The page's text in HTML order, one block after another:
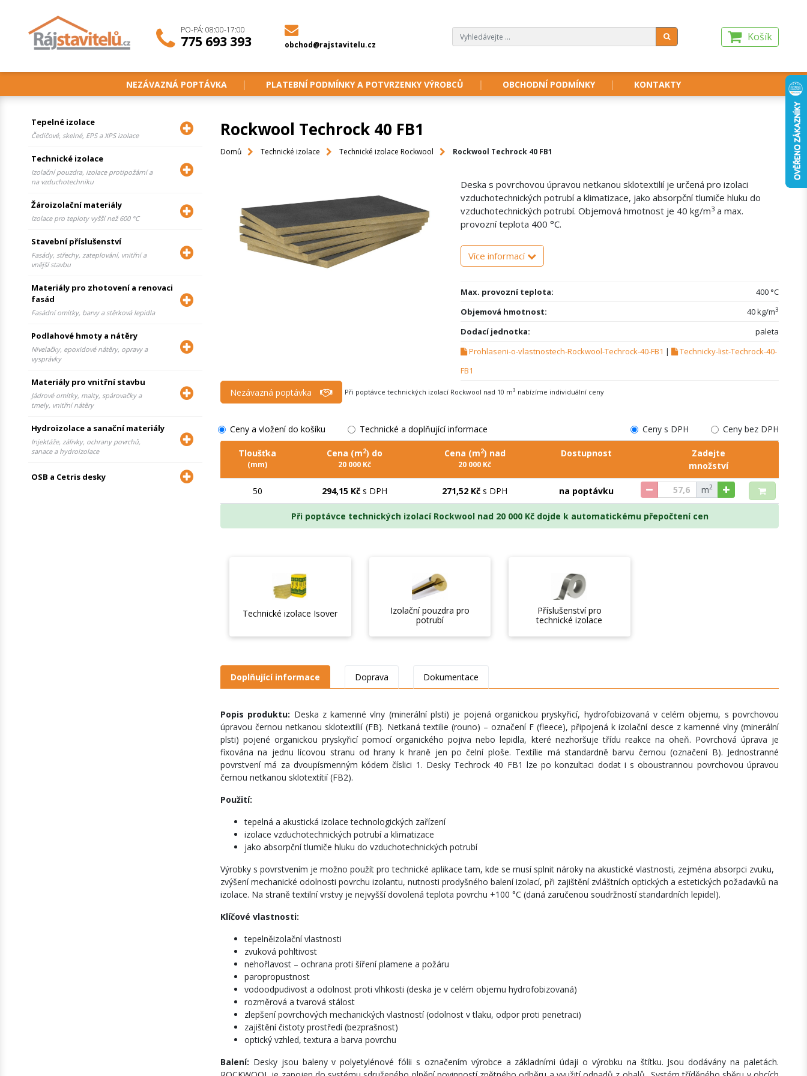
PO-PÁ: 08:00-17:00
775 693 393 obchod@rajstavitelu.cz
Košík
NEZÁVAZNÁ POPTÁVKA PLATEBNÍ PODMÍNKY A POTVRZENKY VÝROBCŮ OBCHODNÍ PODMÍNKY KONTAKTY
Tepelné izolace
Čedičové, skelné, EPS a XPS izolace
Technické izolace
Izolační pouzdra, izolace protipožární a
na vzduchotechniku
Žároizolační materiály
Izolace pro teploty vyšší než 600 °C
Stavební příslušenství
Fasády, střechy, zateplování, vnitřní a
vnější stavbu
Materiály pro zhotovení a renovaci
fasád
Fasádní omítky, barvy a stěrková lepidla
Podlahové hmoty a nátěry
Nivelačky, epoxidové nátěry, opravy a
vysprávky
Materiály pro vnitřní stavbu
Jádrové omítky, malty, spárovačky a
tmely, vnitřní nátěry
Hydroizolace a sanační materiály
Injektáže, zálivky, ochrany povrchů,
sanace a hydroizolace
OSB a Cetris desky
Rockwool Techrock 40 FB1
Domů Technické izolace Technické izolace Rockwool Rockwool Techrock 40 FB1
Deska s povrchovou úpravou netkanou sklotextilií je určená pro izolaci
vzduchotechnických potrubí a klimatizace, jako absorpční tlumiče hluku do
vzduchotechnických potrubí. Objemová hmotnost je 40 kg/m3 a max.
provozní teplota 400 °C.
Více informací
Max. provozní teplota:
400 °C
Objemová hmotnost:
40 kg/m3
Dodací jednotka:
paleta
Prohlaseni-o-vlastnostech-Rockwool-Techrock-40-FB1 |
Technicky-list-Techrock-40-
FB1
Nezávazná poptávka Při poptávce technických izolací Rockwool nad 10 m3 nabízíme individuální ceny
Ceny a vložení do košíku Technické a doplňující informace Ceny s DPH Ceny bez DPH
Tloušťka
(mm)
Cena (m2) do
20 000 Kč
Cena (m2) nad
20 000 Kč
Dostupnost
Zadejte
množství
50 294,15 Kčs DPH 271,52 Kč s DPH na poptávku m2
Při poptávce technických izolací Rockwool nad 20 000 Kč dojde k automatickému přepočtení cen
Technické izolace Isover
Izolační pouzdra pro
potrubí
Příslušenství pro
technické izolace
Doplňující informace Doprava Dokumentace
Popis produktu: Deska z kamenné vlny (minerální plsti) je pojená organickou pryskyřicí, hydrofobizovaná v celém objemu, s povrchovou
úpravou černou netkanou sklotextílií (FB). Netkaná textilie (rouno) – označení F (fleece), připojená k izolační desce z kamenné vlny (minerální
plsti) pojené organickou pryskyřicí pomocí organického pojiva nebo lepidla, které nezhoršuje třídu reakce na oheň. Povrchová úprava je
fixována na jednu lícovou stranu od hrany k hraně jen po čelní ploše. Textílie má standardně barvu černou (označení B). Jednostranné
povrstvení má za dvoupísmenným kódem číslici 1. Desky Techrock 40 FB1 lze po konzultaci dodat i s oboustrannou povrchovou úpravou
černou netkanou sklotextítií (FB2).
Použití:
tepelná a akustická izolace technologických zařízení
izolace vzduchotechnických potrubí a klimatizace
jako absorpční tlumiče hluku do vzduchotechnických potrubí
Výrobky s povrstvením je možno použít pro technické aplikace tam, kde se musí splnit nároky na akustické vlastnosti, zejména absorpci zvuku,
zvýšení mechanické odolnosti povrchu izolantu, nutnosti prodyšného balení izolací, při zajištění zvláštních optických a estetických požadavků na
izolace. Na straně textilní vrstvy je nejvyšší dovolená teplota povrchu +100 °C (daná zaručenou soudržností standardních lepidel).
Klíčové vlastnosti:
tepelněizolační vlastnosti
zvuková pohltivost
nehořlavost – ochrana proti šíření plamene a požáru
paropropustnost
vodoodpudivost a odolnost proti vlhkosti (deska je v celém objemu hydrofobizovaná)
rozměrová a tvarová stálost
zlepšení povrchových mechanických vlastností (odolnost v tlaku, odpor proti penetraci)
zajištění čistoty prostředí (bezprašnost)
optický vzhled, textura a barva povrchu
Balení: Desky jsou baleny v polyetylénové fólii s označením výrobce a základními údaji o výrobku na štítku. Jsou dodávány na paletách.